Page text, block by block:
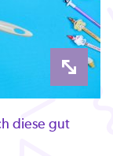
diese gut